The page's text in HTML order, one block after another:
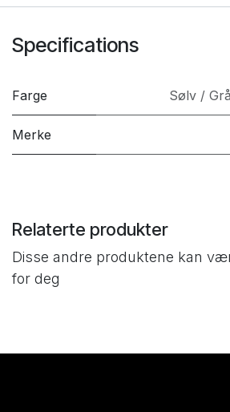
Specifications
Farge Sølv / Grå
Merke
Relaterte produkter
Disse andre produktene kan
for deg